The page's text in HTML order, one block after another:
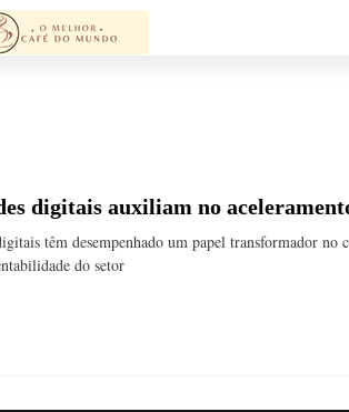
digitais auxiliam no
têm desempenhado um papel transformador no
do setor